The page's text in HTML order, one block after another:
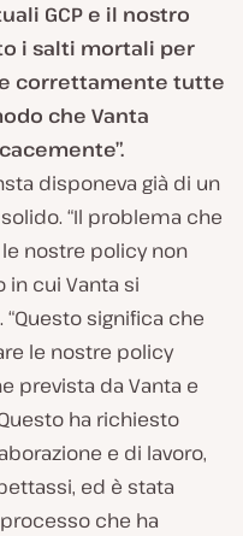
GCP e il nostro
i salti mortali per
correttamente tutte
che Vanta
disponeva già di un
“Il problema che
nostre policy non
cui Vanta si
“Questo significa che
le nostre policy
prevista da Vanta e
ha richiesto
e di lavoro,
ed è stata
che ha